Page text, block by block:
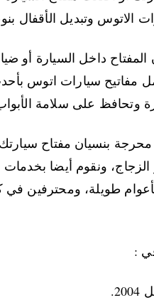
من 1998الى2013.
بجهاز للاتوس.
بحرفية عالية.